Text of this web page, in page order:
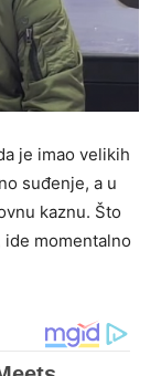
je imao velikih
suđenje, a u
kaznu. Što
momentalno